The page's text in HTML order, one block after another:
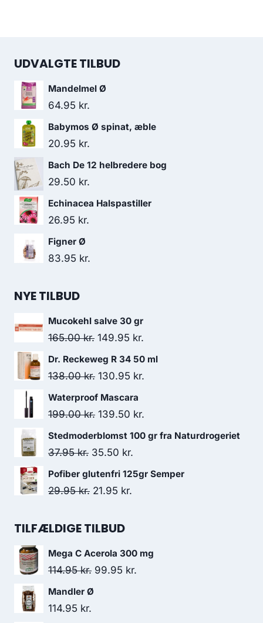
138.00 kr..
UDVALGTE TILBUD
Mandelmel Ø
64.95 kr.
Babymos Ø spinat, æble
20.95 kr.
Bach De 12 helbredere bog
29.50 kr.
Echinacea Halspastiller
26.95 kr.
Figner Ø
83.95 kr.
NYE TILBUD
Mucokehl salve 30 gr
165.00kr. Den
oprindelige
pris
165.00 kr..
149.95 kr.
aktuelle
Dr. Reckeweg R 34 50 ml
138.00kr. Den
oprindelige
pris
138.00 kr..
130.95 kr.
Waterproof Mascara
199.00kr. Den
oprindelige
pris
199.00 kr..
139.50 kr.
aktuelle
Stedmoderblomst 100 gr fra Naturdrogeriet
37.95kr. Den
oprindelige
pris
37.95 kr..
35.50 kr.
aktuelle
Pofiber glutenfri 125gr Semper
29.95kr. Den
pris
29.95 kr..
21.95 kr.
21.95 kr..
TILFÆLDIGE TILBUD
Mega C Acerola 300 mg
114.95kr. Den
99.95 kr.
Mandler Ø
114.95 kr.